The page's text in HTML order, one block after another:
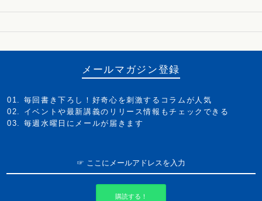
メールマガジン登録
毎回書き下ろし！好奇心を刺激するコラムが人気
イベントや最新講義のリリース情報もチェックできる
毎週水曜日にメールが届きます
購読する！